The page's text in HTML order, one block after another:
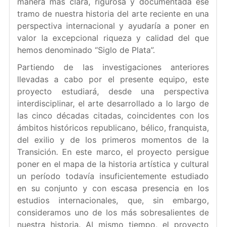
tramo de nuestra historia del arte reciente en una
perspectiva internacional y ayudaría a poner en
valor la excepcional riqueza y calidad del que
hemos denominado “Siglo de Plata”.
Partiendo de las investigaciones anteriores
llevadas a cabo por el presente equipo, este
proyecto estudiará, desde una perspectiva
interdisciplinar, el arte desarrollado a lo largo de
las cinco décadas citadas, coincidentes con los
ámbitos históricos republicano, bélico, franquista,
del exilio y de los primeros momentos de la
Transición. En este marco, el proyecto persigue
poner en el mapa de la historia artística y cultural
un período todavía insuficientemente estudiado
en su conjunto y con escasa presencia en los
estudios internacionales, que, sin embargo,
consideramos uno de los más sobresalientes de
nuestra historia. Al mismo tiempo, el proyecto